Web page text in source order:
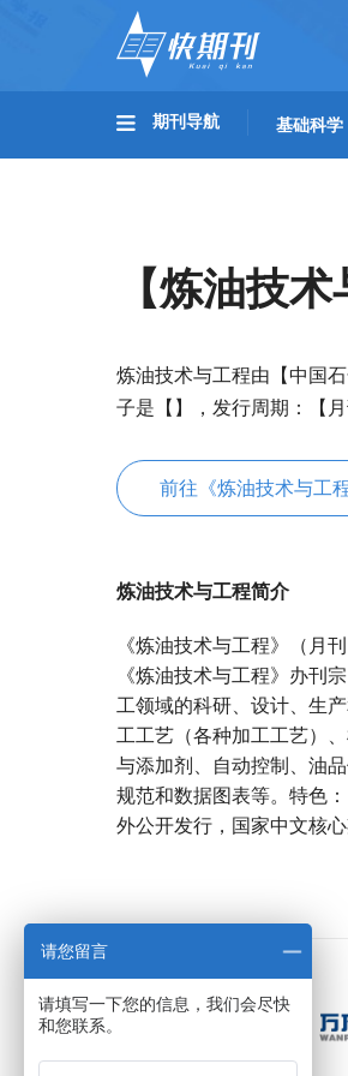
期刊导航 基础科学
【炼油技
炼油技术与工程由【中国
子是【】，发行周期：【月
前往《炼油技术与工
炼油技术与工程简介
《炼油技术与工程》（月
《炼油技术与工程》办刊
工领域的科研、设计、生
工工艺（各种加工工艺）
与添加剂、自动控制、油
规范和数据图表等。特色
外公开发行，国家中文核
请您留言
请填写一下您的信息，我们会尽快
和您联系。